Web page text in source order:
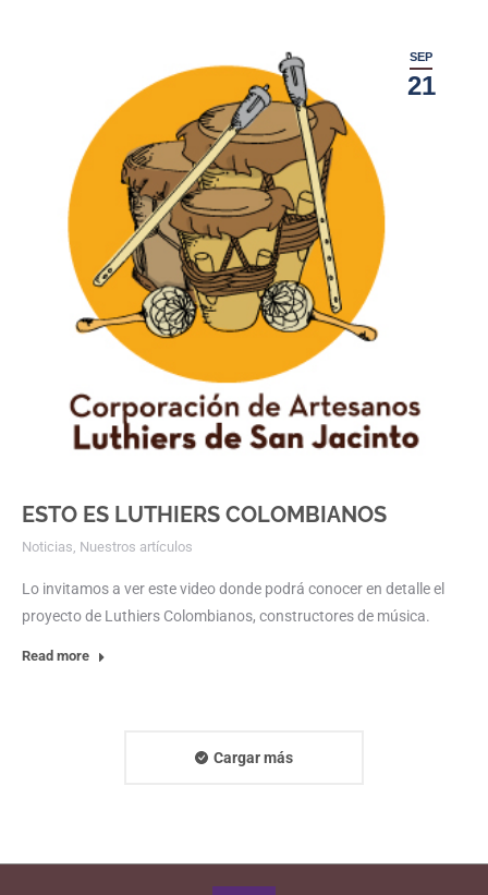
SEP
21
ESTO ES LUTHIERS COLOMBIANOS
Noticias, Nuestros artículos
Lo invitamos a ver este video donde podrá conocer en detalle el
proyecto de Luthiers Colombianos, constructores de música.
Read more
Cargar más